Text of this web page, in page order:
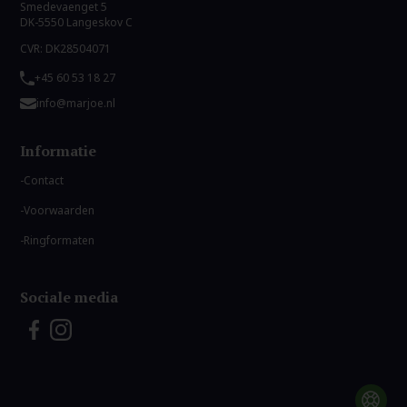
Smedevaenget 5
DK-5550 Langeskov C
CVR: DK28504071
+45 60 53 18 27
info@marjoe.nl
Informatie
Contact
Voorwaarden
Ringformaten
Sociale media